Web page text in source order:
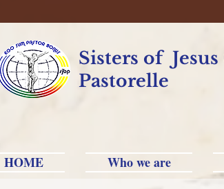
Sisters of
Pastorelle
HOME Who we are